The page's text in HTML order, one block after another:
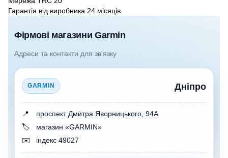
Гарантія від виробника 24 місяців.
Фірмові магазини Garmin
Адреси та контакти для зв'язку
GARMIN Дніпро
📍
проспект Дмитра Яворницького, 94А
🏷️
магазин «GARMIN»
✉️
індекс 49027